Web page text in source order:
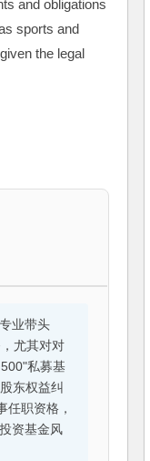
and obligations
sports and
the legal
业带头
尤其对对
私募基
东权益纠
职资格，
资基金风